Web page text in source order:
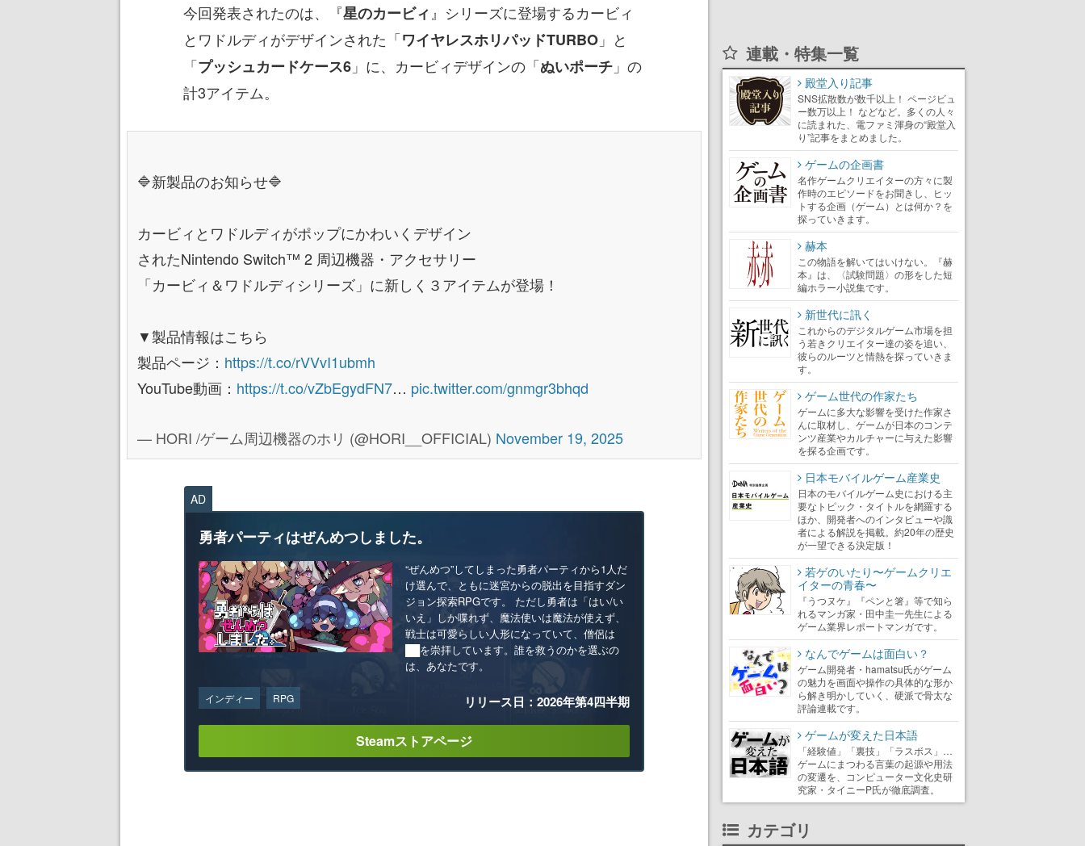
今回発表されたのは、『星のカービィ 』シリーズに登場するカービィ
とワドルディがデザインされた「ワイヤレスホリパッドTURBO 」と
「プッシュカードケース6 」に、カービィデザインの「ぬいポーチ 」の
計3アイテム。
🔷新製品のお知らせ🔷
カービィとワドルディがポップにかわいくデザイン
されたNintendo Switch™ 2 周辺機器・アクセサリー
「カービィ＆ワドルディシリーズ」に新しく３アイテムが登場！
▼製品情報はこちら
製品ページ： https://t.co/rVVvI1ubmh
YouTube動画： https://t.co/vZbEgydFN7… pic.twitter.com/gnmgr3bhqd
— HORI /ゲーム周辺機器のホリ (@HORI__OFFICIAL) November 19, 2025
AD
勇者パーティはぜんめつしました。
“ぜんめつ”してしまった勇者パーティから1人だ
け選んで、ともに迷宮からの脱出を目指すダン
ジョン探索RPGです。 ただし勇者は「はい/い
いえ」しか喋れず、魔法使いは魔法が使えず、
戦士は可愛らしい人形になっていて、僧侶は
██を崇拝しています。誰を救うのかを選ぶの
は、あなたです。
インディー RPG リリース日：2026年第4四半期
Steamストアページ
連載・特集一覧
殿堂入り記事
SNS拡散数が数千以上！ ページビュ
ー数万以上！ などなど。多くの人々
に読まれた、電ファミ渾身の“殿堂入
り”記事をまとめました。
ゲームの企画書
名作ゲームクリエイターの方々に製
作時のエピソードをお聞きし、ヒッ
トする企画（ゲーム）とは何か？を
探っていきます。
赫本
この物語を解いてはいけない。『赫
本』は、〈試験問題〉の形をした短
編ホラー小説集です。
新世代に訊く
これからのデジタルゲーム市場を担
う若きクリエイター達の姿を追い、
彼らのルーツと情熱を探っていきま
す。
ゲーム世代の作家たち
ゲームに多大な影響を受けた作家さ
んに取材し、ゲームが日本のコンテ
ンツ産業やカルチャーに与えた影響
を探る企画です。
日本モバイルゲーム産業史
日本のモバイルゲーム史における主
要なトピック・タイトルを網羅する
ほか、開発者へのインタビューや識
者による解説を掲載。約20年の歴史
が一望できる決定版！
若ゲのいたり〜ゲームクリエ
イターの青春〜
『うつヌケ』『ペンと箸』等で知ら
れるマンガ家・田中圭一先生による
ゲーム業界レポートマンガです。
なんでゲームは面白い？
ゲーム開発者・hamatsu氏がゲーム
の魅力を画面や操作の具体的な形か
ら解き明かしていく、硬派で骨太な
評論連載です。
ゲームが変えた日本語
「経験値」「裏技」「ラスボス」…
ゲームにまつわる言葉の起源や用法
の変遷を、コンピューター文化史研
究家・タイニーP氏が徹底調査。
カテゴリ